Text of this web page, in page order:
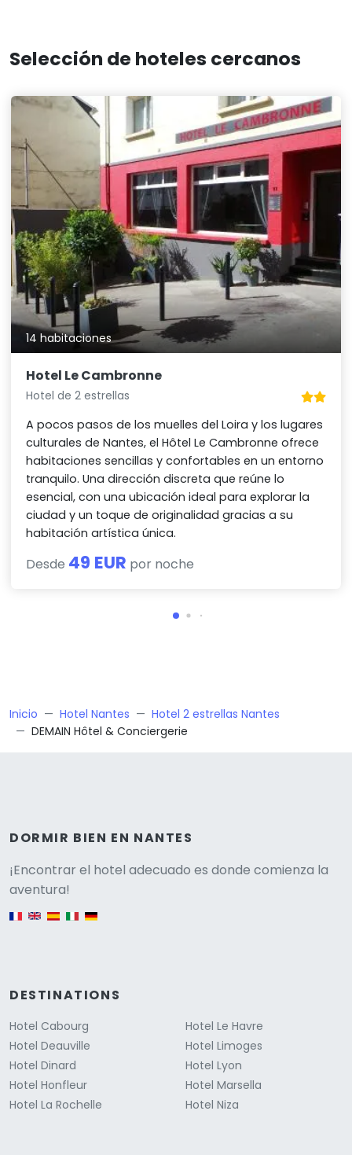
Selección de hoteles cercanos
14 habitaciones
Hotel Le Cambronne
Hotel de 2 estrellas
A pocos pasos de los muelles del Loira y los lugares
culturales de Nantes, el Hôtel Le Cambronne ofrece
habitaciones sencillas y confortables en un entorno
tranquilo. Una dirección discreta que reúne lo
esencial, con una ubicación ideal para explorar la
ciudad y un toque de originalidad gracias a su
habitación artística única.
Desde 49 EUR por noche
Inicio Hotel Nantes
Hotel 2 estrellas Nantes
DEMAIN Hôtel & Conciergerie
DORMIR BIEN EN NANTES
¡Encontrar el hotel adecuado es donde comienza la
aventura!
English version
DESTINATIONS
Hotel Cabourg
Hotel Deauville
Hotel Dinard
Hotel Honfleur
Hotel La Rochelle
Hotel Le Havre
Hotel Limoges
Hotel Lyon
Hotel Marsella
Hotel Niza